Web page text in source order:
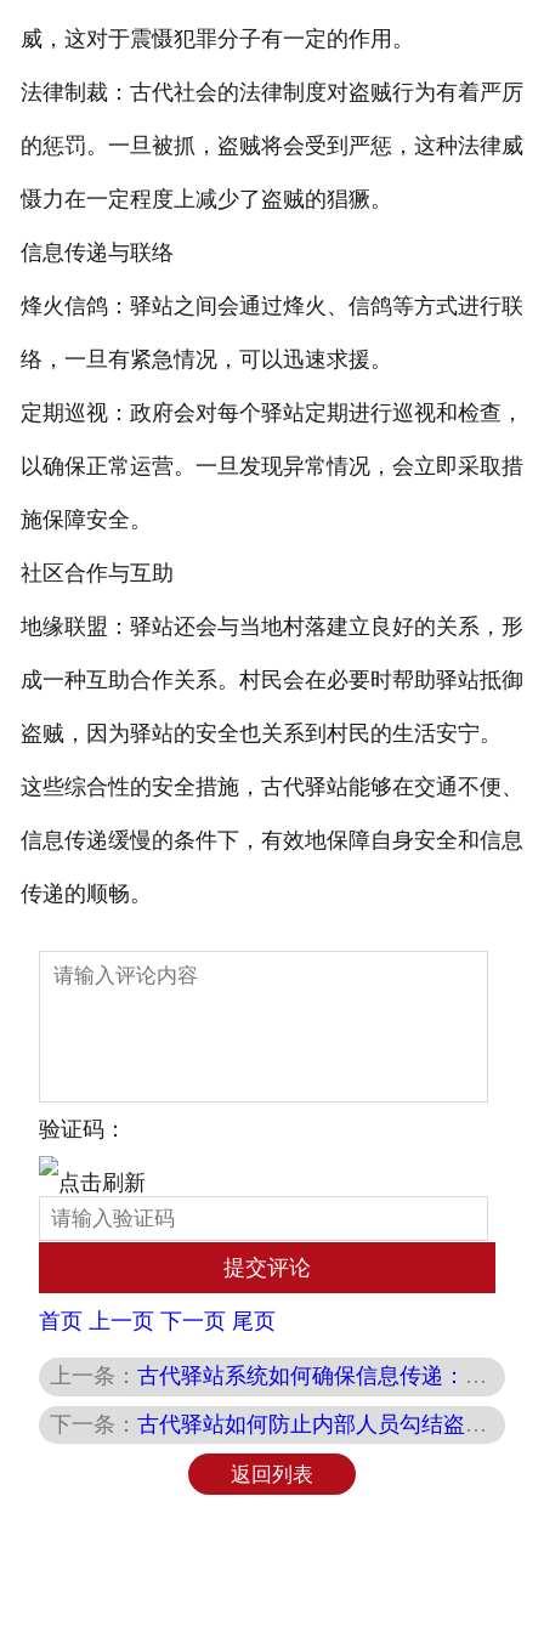
威，这对于震慑犯罪分子有一定的作用。
法律制裁：古代社会的法律制度对盗贼行为有着严厉
的惩罚。一旦被抓，盗贼将会受到严惩，这种法律威
慑力在一定程度上减少了盗贼的猖獗。
信息传递与联络
烽火信鸽：驿站之间会通过烽火、信鸽等方式进行联
络，一旦有紧急情况，可以迅速求援。
定期巡视：政府会对每个驿站定期进行巡视和检查，
以确保正常运营。一旦发现异常情况，会立即采取措
施保障安全。
社区合作与互助
地缘联盟：驿站还会与当地村落建立良好的关系，形
成一种互助合作关系。村民会在必要时帮助驿站抵御
盗贼，因为驿站的安全也关系到村民的生活安宁。
这些综合性的安全措施，古代驿站能够在交通不便、
信息传递缓慢的条件下，有效地保障自身安全和信息
传递的顺畅。
验证码：
首页 上一页 下一页 尾页
上一条： 古代驿站系统如何确保信息传递：揭秘古代通信的高效机制
下一条： 古代驿站如何防止内部人员勾结盗贼：制度与管理的智慧
返回列表